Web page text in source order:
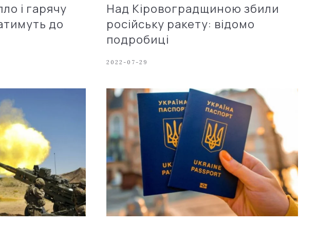
і гарячу
до
Над Кіровоградщиною збили
російську ракету: відомо
подробиці
2022-07-29